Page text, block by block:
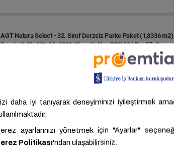
AGT Natura Select - 32. Sınıf Derzsiz Parke Paket (1,8336 m2)
Boyut: 8.00x191.00x1200.00 Kalite: PRK 004 Pasifik Çam
AGT Natura Select - 32. Sınıf Derzsiz Parke Paket (1,8336 m2)
AGT Natura Select - 32. Sınıf Derzsiz Parke Paket (1,8336 m2)
Boyut: 8.00x191.00x1200.00 Kalite: PRK 202 Beyaz Meşe